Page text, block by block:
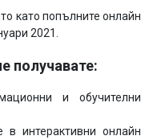
като попълните онлайн
2021.
получавате:
и обучителни
интерактивни онлайн